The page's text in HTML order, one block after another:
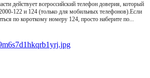
действует всероссийский телефон доверия, который
122 и 124 (только для мобильных телефонов).Если
по короткому номеру 124, просто наберите по...